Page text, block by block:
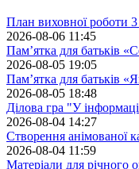
План виховної роботи 3
2026-08-06 11:45
Пам’ятка для батьків
2026-08-05 19:05
Пам’ятка для батьків
2026-08-05 18:48
Ділова гра "У
2026-08-04 14:27
Створення анімованої
2026-08-04 11:59
Матеріали для річного